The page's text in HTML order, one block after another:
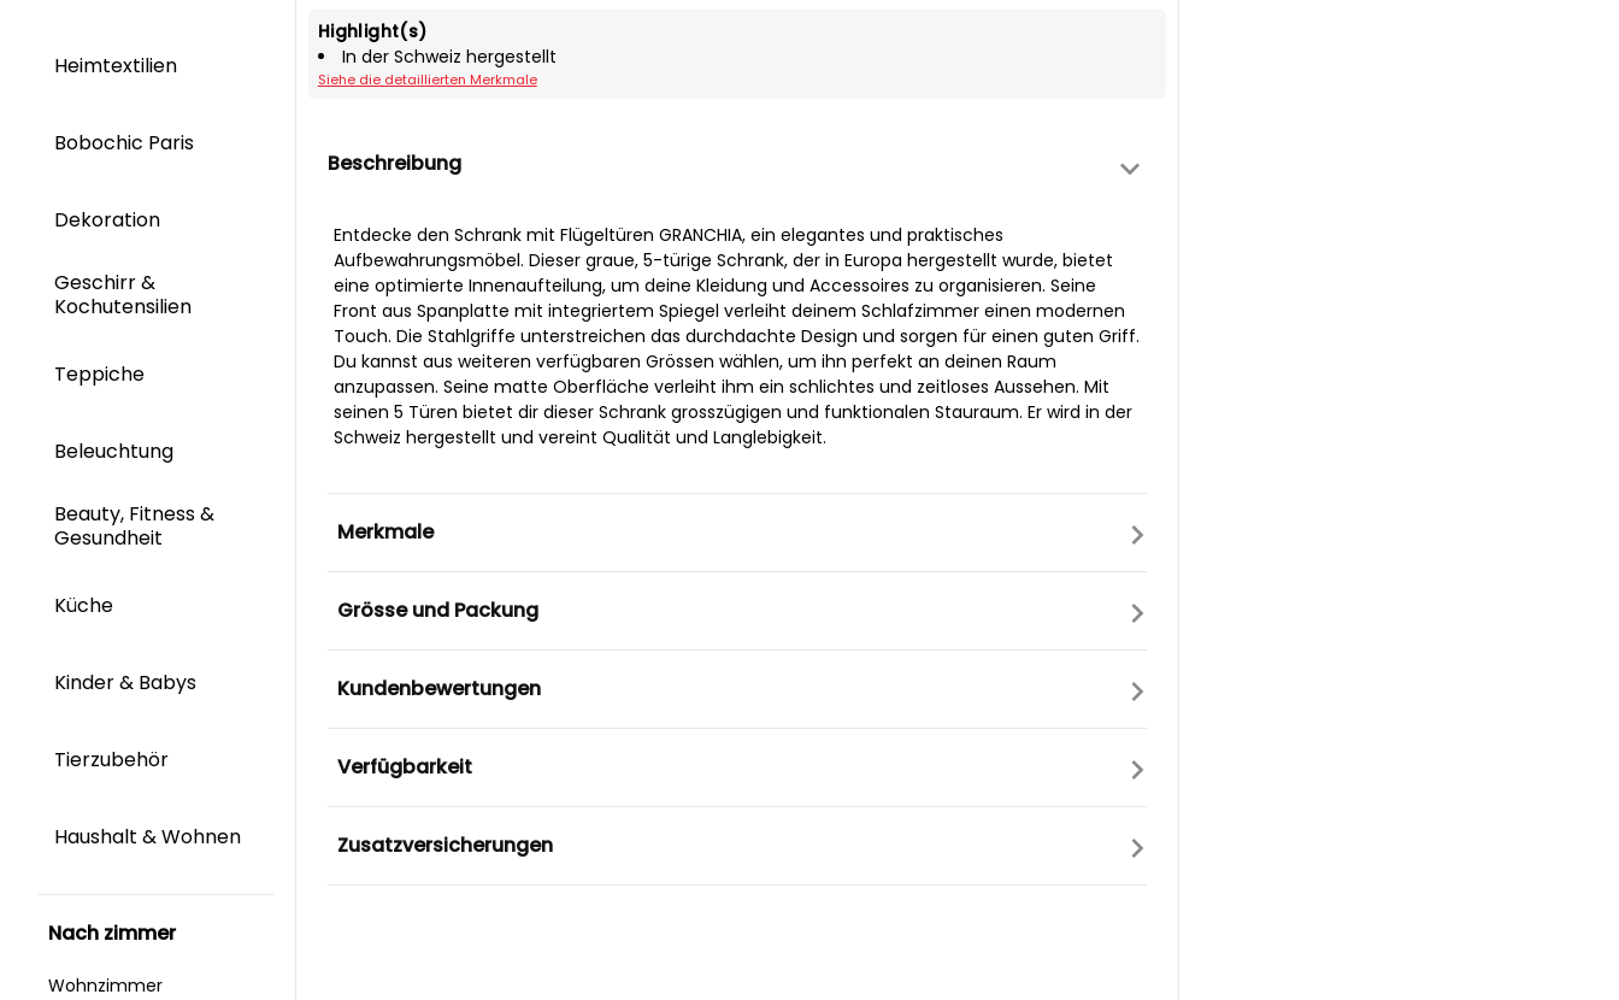
Heimtextilien
Bobochic Paris
Dekoration
Geschirr &
Kochutensilien
Teppiche
Beleuchtung
Beauty, Fitness &
Gesundheit
Küche
Kinder & Babys
Tierzubehör
Haushalt & Wohnen
nach zimmer
Wohnzimmer
Highlight(s)
In der Schweiz hergestellt
Siehe die detaillierten Merkmale
Beschreibung
Entdecke den Schrank mit Flügeltüren GRANCHIA, ein elegantes und praktisches
Aufbewahrungsmöbel. Dieser graue, 5-türige Schrank, der in Europa hergestellt wurde, bietet
eine optimierte Innenaufteilung, um deine Kleidung und Accessoires zu organisieren. Seine
Front aus Spanplatte mit integriertem Spiegel verleiht deinem Schlafzimmer einen modernen
Touch. Die Stahlgriffe unterstreichen das durchdachte Design und sorgen für einen guten Griff.
Du kannst aus weiteren verfügbaren Grössen wählen, um ihn perfekt an deinen Raum
anzupassen. Seine matte Oberfläche verleiht ihm ein schlichtes und zeitloses Aussehen. Mit
seinen 5 Türen bietet dir dieser Schrank grosszügigen und funktionalen Stauraum. Er wird in der
Schweiz hergestellt und vereint Qualität und Langlebigkeit.
Merkmale
Grösse und Packung
Kundenbewertungen
Verfügbarkeit
Zusatzversicherungen